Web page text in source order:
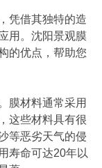
凭借其独特的造
用。沈阳景观膜
的优点，帮助您
膜材料通常采用
这些材料具有很
等恶劣天气的侵
寿命可达20年以